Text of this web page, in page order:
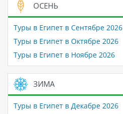
ОСЕНЬ
Туры в Египет в Сентябре 2026
Туры в Египет в Октябре 2026
Туры в Египет в Ноябре 2026
ЗИМА
Туры в Египет в Декабре 2026